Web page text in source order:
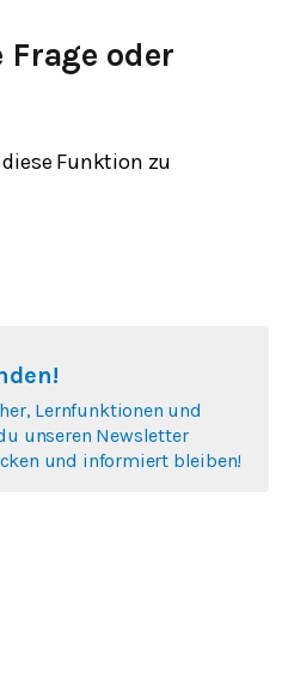
Frage oder
Funktion zu
Lernfunktionen und
unseren Newsletter
und informiert bleiben!